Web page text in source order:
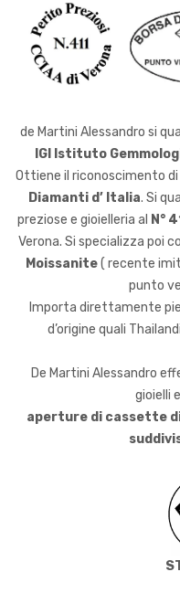
de Martini Alessandro si
IGI
Istituto
Ottiene il riconoscimento di
Diamanti d’ Italia. Si
preziose e gioielleria al N°
Verona. Si specializza poi
Moissanite( recente
punto
Importa direttamente
d’origine quali
De Martini Alessandro
gioielli
aperture di cassette